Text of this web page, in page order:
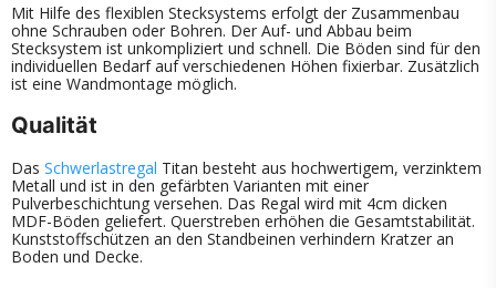
Mit Hilfe des flexiblen Stecksystems erfolgt der Zusammenbau
ohne Schrauben oder Bohren. Der Auf- und Abbau beim
Stecksystem ist unkompliziert und schnell. Die Böden sind für den
individuellen Bedarf auf verschiedenen Höhen fixierbar. Zusätzlich
ist eine Wandmontage möglich.
Qualität
Das Schwerlastregal Titan besteht aus hochwertigem, verzinktem
Metall und ist in den gefärbten Varianten mit einer
Pulverbeschichtung versehen. Das Regal wird mit 4cm dicken
MDF-Böden geliefert. Querstreben erhöhen die Gesamtstabilität.
Kunststoffschützen an den Standbeinen verhindern Kratzer an
Boden und Decke.